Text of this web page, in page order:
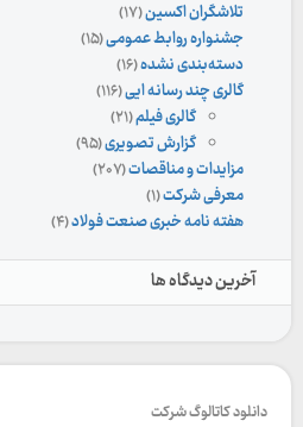
تلاشگران اکسین(۱۷)
جشنواره روابط عمومی(۱۵)
دسته‌بندی نشده(۱۶)
گالری چند رسانه ایی(۱۱۶)
گالری فیلم(۲۱)
گزارش تصویری(۹۵)
مزایدات و مناقصات(۲۰۷)
معرفی شرکت(۱)
هفته نامه خبری صنعت فولاد(۴)
آخرین دیدگاه ها
دانلود کاتالوگ شرکت